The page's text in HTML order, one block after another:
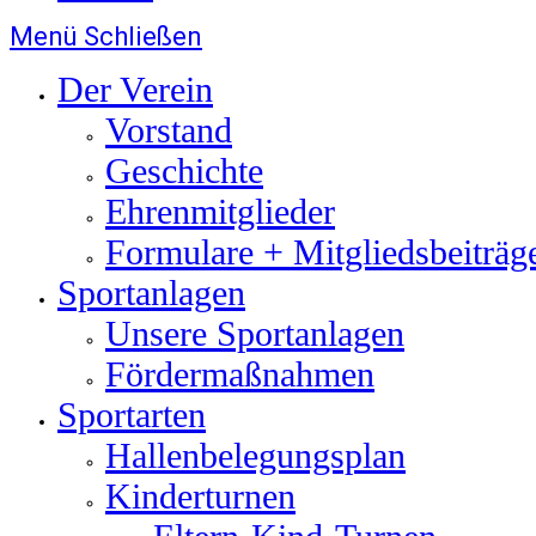
Menü Schließen
Der Verein
Vorstand
Geschichte
Ehrenmitglieder
Formulare +
Sportanlagen
Unsere Sportanlagen
Fördermaßnahmen
Sportarten
Hallenbelegungsplan
Kinderturnen